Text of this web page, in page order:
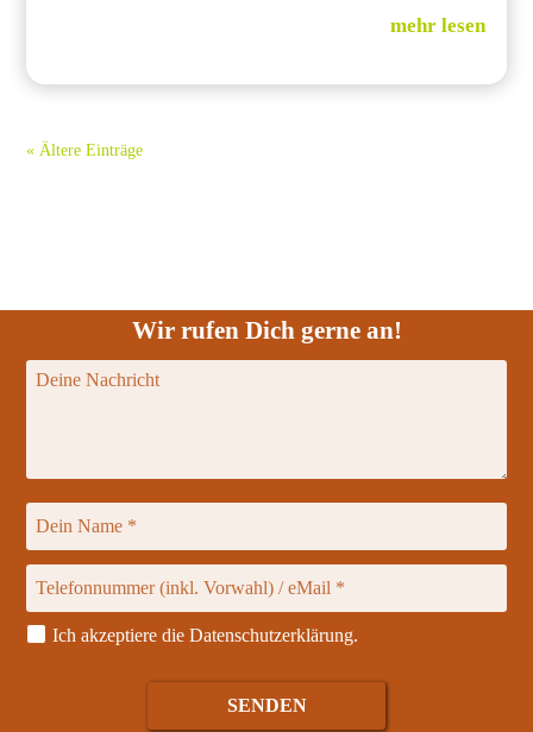
mehr lesen
« Ältere Einträge
Wir rufen Dich gerne an!
Ich akzeptiere dieDatenschutzerklärung.